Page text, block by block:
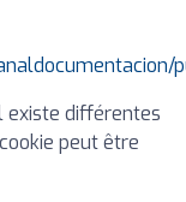
existe différentes
peut être